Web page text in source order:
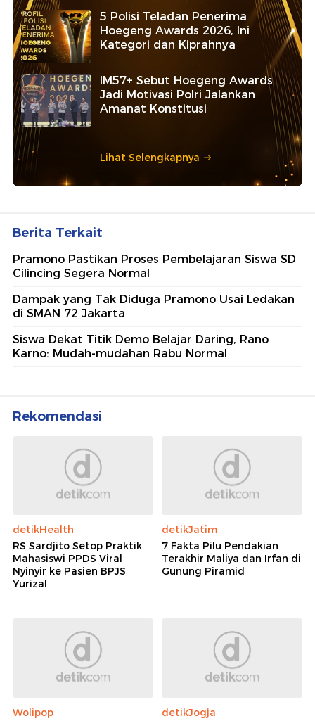
5 Polisi Teladan Penerima
Hoegeng Awards 2026, Ini
Kategori dan Kiprahnya
IM57+ Sebut Hoegeng Awards
Jadi Motivasi Polri Jalankan
Amanat Konstitusi
Lihat Selengkapnya
Berita Terkait
Pramono Pastikan Proses Pembelajaran Siswa SD
Cilincing Segera Normal
Dampak yang Tak Diduga Pramono Usai Ledakan
di SMAN 72 Jakarta
Siswa Dekat Titik Demo Belajar Daring, Rano
Karno: Mudah-mudahan Rabu Normal
Rekomendasi
detikHealth
RS Sardjito Setop Praktik
Mahasiswi PPDS Viral
Nyinyir ke Pasien BPJS
Yurizal
detikJatim
7 Fakta Pilu Pendakian
Terakhir Maliya dan Irfan di
Gunung Piramid
Wolipop
detikJogja